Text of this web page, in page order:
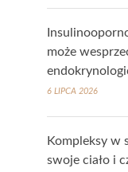
może
6 LIPCA 2026
Kompleksy w
swoje ciało i